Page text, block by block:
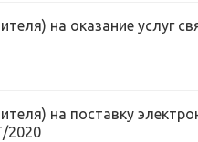
на оказание услуг
на поставку
2020